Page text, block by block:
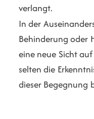
verlangt.
In der
Behinderung oder
eine neue Sicht
selten die
dieser Begegnung